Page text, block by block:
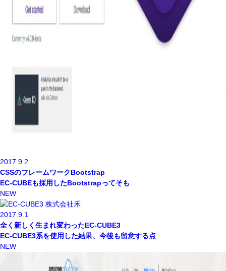
2017.9.2
CSSのフレームワークBootstrap
EC-CUBEも採用したBootstrapってそも
NEW
2017.9.1
全く新しく生まれ変わったEC-CUBE3
EC-CUBE3系を使用した結果、今後も留意する点
NEW